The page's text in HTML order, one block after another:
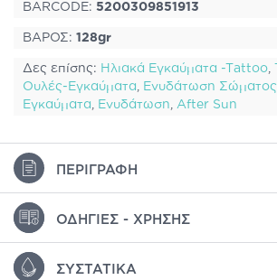
BARCODE: 5200309851913
ΒΑΡΟΣ: 128gr
Δες επίσης: Ηλιακά Εγκαύματα -Τattoo,
Ουλές-Εγκαύματα, Ενυδάτωση Σώματος
Εγκαύματα, Ενυδάτωση, After Sun
ΠΕΡΙΓΡΑΦΉ
ΟΔΗΓΊΕΣ - ΧΡΉΣΗΣ
ΣΥΣΤΑΤΙΚΆ